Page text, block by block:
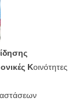
Κοινότητες